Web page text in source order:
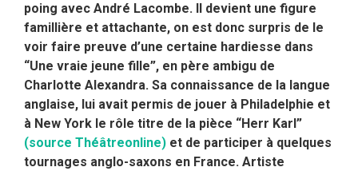
poing avec André Lacombe. Il devient une figure
famillière et attachante, on est donc surpris de le
voir faire preuve d’une certaine hardiesse dans
“Une vraie jeune fille”, en père ambigu de
Charlotte Alexandra. Sa connaissance de la langue
anglaise, lui avait permis de jouer à Philadelphie et
à New York le rôle titre de la pièce “Herr Karl”
(source Théâtreonline) et de participer à quelques
tournages anglo-saxons en France. Artiste